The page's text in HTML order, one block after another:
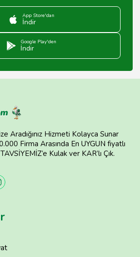
App Store'dan
İndir
Google Play'den
İndir
Aradığınız Hizmeti Kolayca Sunar
Firma Arasında En UYGUN fiyatlı
Kulak ver KAR’lı Çık.